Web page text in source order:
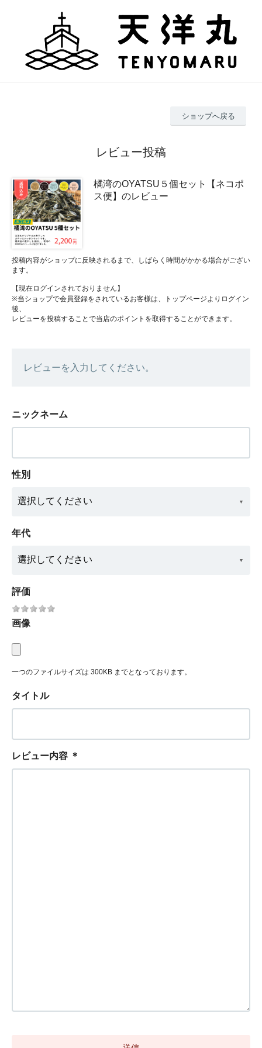
ショップへ戻る
レビュー投稿
橘湾のOYATSU５個セット【ネコポ
ス便】のレビュー
投稿内容がショップに反映されるまで、しばらく時間がかかる場合がござい
ます。
【現在ログインされておりません】
※当ショップで会員登録をされているお客様は、トップページよりログイン
後、
レビューを投稿することで当店のポイントを取得することができます。
レビューを入力してください。
ニックネーム
性別
年代
評価
画像
一つのファイルサイズは 300KB までとなっております。
タイトル
レビュー内容 ＊